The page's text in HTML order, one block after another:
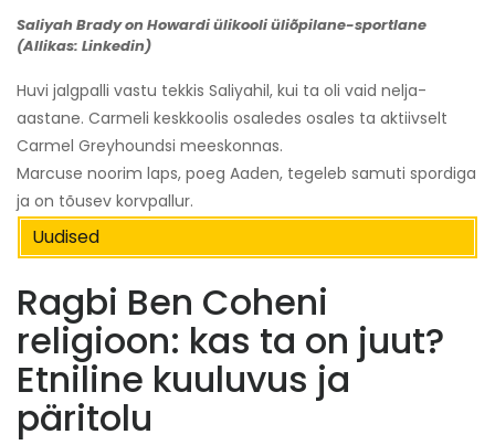
Saliyah Brady on Howardi ülikooli üliõpilane-sportlane
(Allikas: Linkedin)
Huvi jalgpalli vastu tekkis Saliyahil, kui ta oli vaid nelja-
aastane. Carmeli keskkoolis osaledes osales ta aktiivselt
Carmel Greyhoundsi meeskonnas.
Marcuse noorim laps, poeg Aaden, tegeleb samuti spordiga
ja on tõusev korvpallur.
Uudised
Ragbi Ben Coheni
religioon: kas ta on juut?
Etniline kuuluvus ja
päritolu